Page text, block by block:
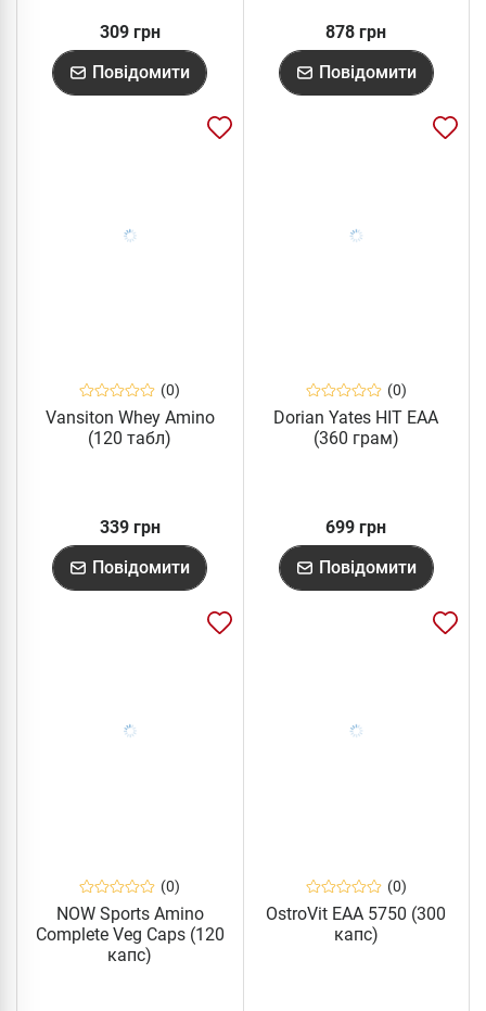
309 грн
Повідомити
878 грн
Повідомити
(0)
Vansiton Whey Amino
(120 табл)
339 грн
Повідомити
(0)
Dorian Yates HIT EAA
(360 грам)
699 грн
Повідомити
(0)
NOW Sports Amino
Complete Veg Caps (120
капс)
(0)
OstroVit EAA 5750 (300
капс)